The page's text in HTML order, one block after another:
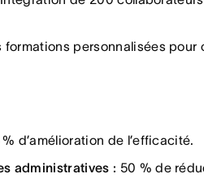
formations personnalisées
d’amélioration de l’efficacité.
administratives : 50 % de